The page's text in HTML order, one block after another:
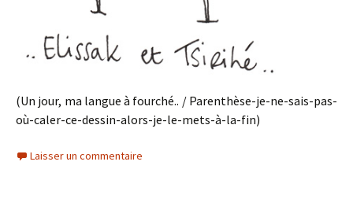
(Un jour, ma langue à fourché.. / Parenthèse-je-ne-sais-pas-
où-caler-ce-dessin-alors-je-le-mets-à-la-fin)
Laisser un commentaire